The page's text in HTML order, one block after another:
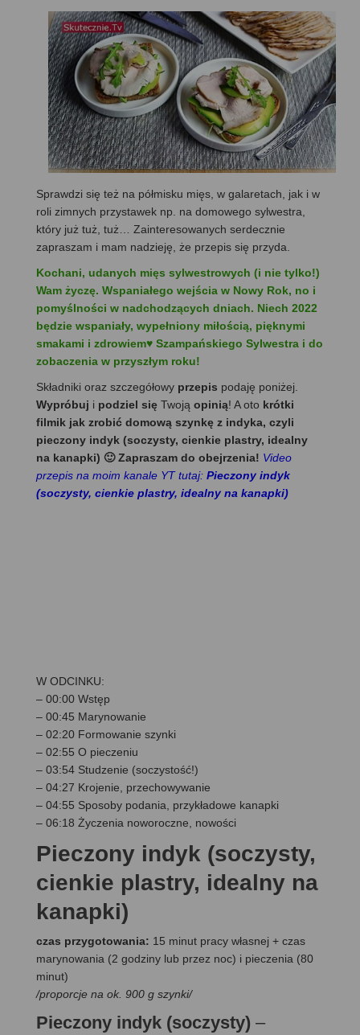
Sprawdzi się też na półmisku mięs, w galaretach, jak i w
roli zimnych przystawek np. na domowego sylwestra,
który już tuż, tuż… Zainteresowanych serdecznie
zapraszam i mam nadzieję, że przepis się przyda.
Kochani, udanych mięs sylwestrowych (i nie tylko!)
Wam życzę. Wspaniałego wejścia w Nowy Rok, no i
pomyślności w nadchodzących dniach. Niech 2022
będzie wspaniały, wypełniony miłością, pięknymi
smakami i zdrowiem♥ Szampańskiego Sylwestra i do
zobaczenia w przyszłym roku!
Składniki oraz szczegółowy przepis podaję poniżej.
Wypróbuj i podziel się Twoją opinią! A oto krótki
filmik jak zrobić domową szynkę z indyka, czyli
pieczony indyk (soczysty, cienkie plastry, idealny
na kanapki) 🙂 Zapraszam do obejrzenia! Video
przepis na moim kanale YT tutaj: Pieczony indyk
(soczysty, cienkie plastry, idealny na kanapki)
W ODCINKU:
– 00:00 Wstęp
– 00:45 Marynowanie
– 02:20 Formowanie szynki
– 02:55 O pieczeniu
– 03:54 Studzenie (soczystość!)
– 04:27 Krojenie, przechowywanie
– 04:55 Sposoby podania, przykładowe kanapki
– 06:18 Życzenia noworoczne, nowości
Pieczony indyk (soczysty,
cienkie plastry, idealny na
kanapki)
czas przygotowania: 15 minut pracy własnej + czas
marynowania (2 godziny lub przez noc) i pieczenia (80
minut)
/proporcje na ok. 900 g szynki/
Pieczony indyk (soczysty) –